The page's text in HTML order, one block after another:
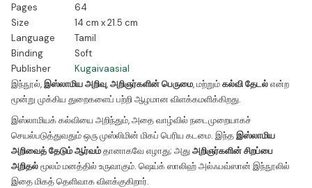
Pages
64
Size
14 cm x 21.5 cm
Language
Tamil
Binding
Soft
Publisher
Kugaivaasial
இந்நூல்,இஸ்லாமிய அறிவு,அறிஞர்களின் பெருமை, மற்றும்கல்வி தேடல்என்ற
மூன்று முக்கிய துறைகளைப் பற்றி ஆழமான விளக்கமளிக்கிறது.
இஸ்லாமியக் கல்வியை அறிந்தும், அதை வாழ்வில் நடைமுறையாகச்
செயல்படுத்துவதும் ஒரு முஸ்லிமின் மிகப் பெரிய கடமை. இந்தஇஸ்லாமிய
அறிவைத் தேடும் ஆர்வம்தானாகவே எழாது; அதுஅறிஞர்களின் சிறப்பை
அறிதல்மூலம் மனத்தில் உருவாகும். ஷெய்க் ஸாலிஹ் அல்ஃபவ்ஸான் இந்நூலில்
இதை மிகத் தெளிவாக விளக்குகிறார்.